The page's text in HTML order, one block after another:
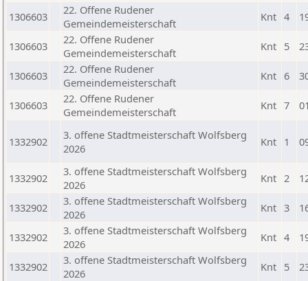
1306603
22. Offene Rudener
Gemeindemeisterschaft
Knt 4
1306603
22. Offene Rudener
Gemeindemeisterschaft
Knt 5
1306603
22. Offene Rudener
Gemeindemeisterschaft
Knt 6
1306603
22. Offene Rudener
Gemeindemeisterschaft
Knt 7
1332902
3. offene Stadtmeisterschaft Wolfsberg
2026
Knt 1
1332902
3. offene Stadtmeisterschaft Wolfsberg
2026
Knt 2
1332902
3. offene Stadtmeisterschaft Wolfsberg
2026
Knt 3
1332902
3. offene Stadtmeisterschaft Wolfsberg
2026
Knt 4
1332902
3. offene Stadtmeisterschaft Wolfsberg
2026
Knt 5